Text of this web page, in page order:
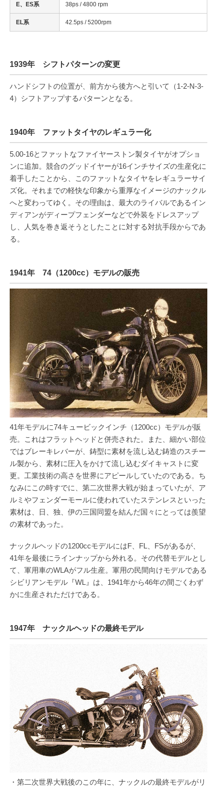
E、ES系 38ps / 4800 rpm
EL系 42.5ps / 5200rpm
1939年 シフトパターンの変更
ハンドシフトの位置が、前方から後方へと引いて（1-2-N-3-
4）シフトアップするパターンとなる。
1940年 ファットタイヤのレギュラー化
5.00-16とファットなファイヤーストン製タイヤがオプショ
ンに追加。競合のグッドイヤーが16インチサイズの生産化に
着手したことから、このファットなタイヤをレギュラーサイ
ズ化。それまでの軽快な印象から重厚なイメージのナックル
へと変わってゆく。その理由は、最大のライバルであるイン
ディアンがディープフェンダーなどで外装をドレスアップ
し、人気を巻き返そうとしたことに対する対抗手段からであ
る。
1941年 74（1200cc）モデルの販売
41年モデルに74キュービックインチ（1200cc）モデルが販
売。これはフラットヘッドと併売された。また、細かい部位
ではブレーキレバーが、鋳型に素材を流し込む鋳造のスチー
ル製から、素材に圧入をかけて流し込むダイキャストに変
更。工業技術の高さを世界にアピールしていたのである。ち
なみにこの時すでに、第二次世界大戦が始まっていたが、ア
ルミやフェンダーモールに使われていたステンレスといった
素材は、日、独、伊の三国同盟を結んだ国々にとっては羨望
の素材であった。
ナックルヘッドの1200ccモデルにはF、FL、FSがあるが、
41年を最後にラインナップから外れる。その代替モデルとし
て、軍用車のWLAがフル生産。軍用の民間向けモデルである
シビリアンモデル『WL』は、1941年から46年の間ごくわず
かに生産されただけである。
1947年 ナックルヘッドの最終モデル
・第二次世界大戦後のこの年に、ナックルの最終モデルがリ